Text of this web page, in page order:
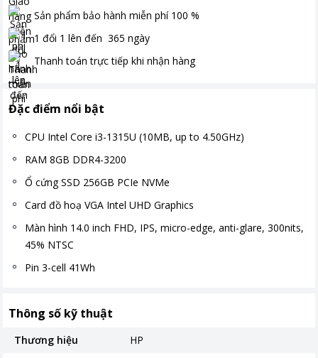
Sản phẩm bảo hành miễn phí 100 %
1 đổi 1 lên đến 365 ngày
Thanh toán trực tiếp khi nhận hàng
Đặc điểm nổi bật
CPU Intel Core i3-1315U (10MB, up to 4.50GHz)
RAM 8GB DDR4-3200
Ổ cứng SSD 256GB PCIe NVMe
Card đồ hoạ VGA Intel UHD Graphics
Màn hình 14.0 inch FHD, IPS, micro-edge, anti-glare, 300nits,
45% NTSC
Pin 3-cell 41Wh
Thông số kỹ thuật
Thương hiệu
HP